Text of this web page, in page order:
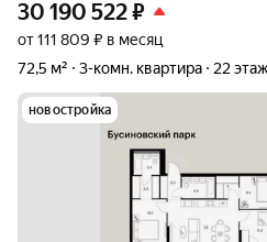
30 190 522₽
от 111 809 ₽ в месяц
72,5 м²
3-комн. квартира 22
новостройка